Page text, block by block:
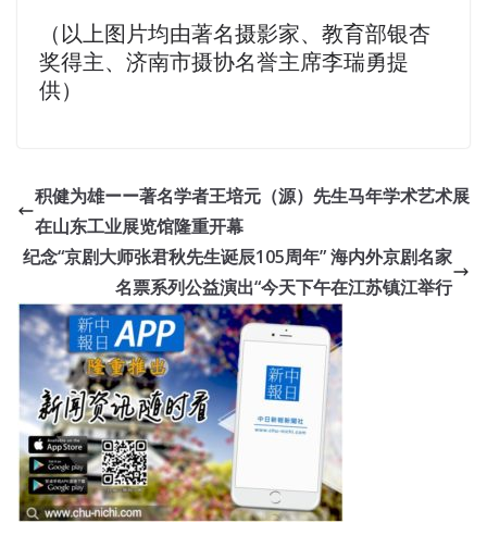
（以上图片均由著名摄影家、教育部银杏
奖得主、济南市摄协名誉主席李瑞勇提
供）
积健为雄ーー著名学者王培元（源）先生马年学术艺术展
在山东工业展览馆隆重开幕
纪念“京剧大师张君秋先生诞辰105周年” 海内外京剧名家
名票系列公益演出“今天下午在江苏镇江举行